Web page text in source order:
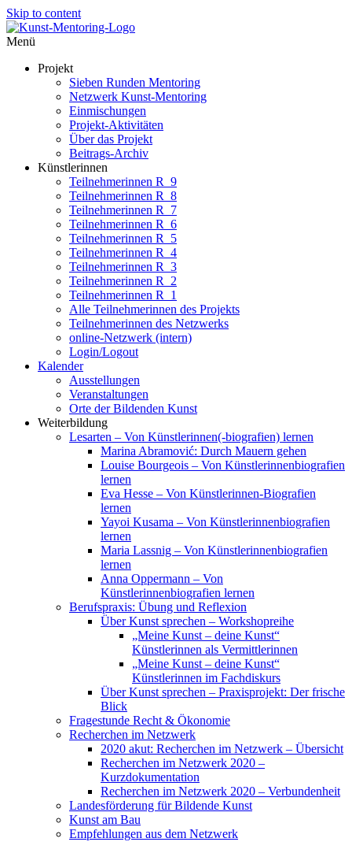
Skip to content
Menü
Projekt
Sieben Runden Mentoring
Netzwerk Kunst-Mentoring
Einmischungen
Projekt-Aktivitäten
Über das Projekt
Beitrags-Archiv
Künstlerinnen
Teilnehmerinnen R_9
Teilnehmerinnen R_8
Teilnehmerinnen R_7
Teilnehmerinnen R_6
Teilnehmerinnen R_5
Teilnehmerinnen R_4
Teilnehmerinnen R_3
Teilnehmerinnen R_2
Teilnehmerinnen R_1
Alle Teilnehmerinnen des Projekts
Teilnehmerinnen des Netzwerks
online-Netzwerk (intern)
Login/Logout
Kalender
Ausstellungen
Veranstaltungen
Orte der Bildenden Kunst
Weiterbildung
Lesarten – Von Künstlerinnen(-biografien) lernen
Marina Abramović: Durch Mauern gehen
Louise Bourgeois – Von Künstlerinnenbiografien
lernen
Eva Hesse – Von Künstlerinnen-Biografien
lernen
Yayoi Kusama – Von Künstlerinnenbiografien
lernen
Maria Lassnig – Von Künstlerinnenbiografien
lernen
Anna Oppermann – Von
Künstlerinnenbiografien lernen
Berufspraxis: Übung und Reflexion
Über Kunst sprechen – Workshopreihe
„Meine Kunst – deine Kunst“
Künstlerinnen als Vermittlerinnen
„Meine Kunst – deine Kunst“
Künstlerinnen im Fachdiskurs
Über Kunst sprechen – Praxisprojekt: Der frische
Blick
Fragestunde Recht & Ökonomie
Recherchen im Netzwerk
2020 akut: Recherchen im Netzwerk – Übersicht
Recherchen im Netzwerk 2020 –
Kurzdokumentation
Recherchen im Netzwerk 2020 – Verbundenheit
Landesförderung für Bildende Kunst
Kunst am Bau
Empfehlungen aus dem Netzwerk